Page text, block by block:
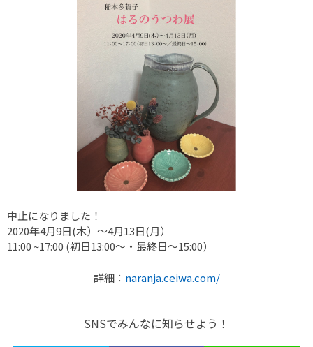
中止になりました！
2020年4月9日(木）〜4月13日(月）
11:00 ~17:00 (初日13:00〜・最終日〜15:00）
詳細： naranja.ceiwa.com/
SNSでみんなに知らせよう！